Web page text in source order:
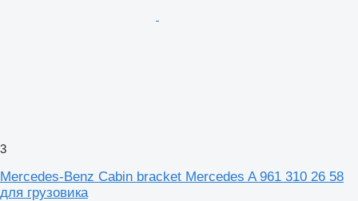
3
Mercedes-Benz Cabin bracket Mercedes A 961 310 26 58
для грузовика